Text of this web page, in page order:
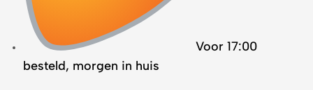
Voor 17:00
besteld, morgen in huis